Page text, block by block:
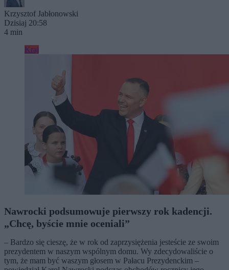
Krzysztof Jabłonowski
Dzisiaj 20:58
4 min
Kraj
Nawrocki podsumowuje pierwszy rok kadencji.
„Chcę, byście mnie oceniali”
– Bardzo się cieszę, że w rok od zaprzysiężenia jesteście ze swoim
prezydentem w naszym wspólnym domu. Wy zdecydowaliście o
tym, że mam być waszym głosem w Pałacu Prezydenckim –